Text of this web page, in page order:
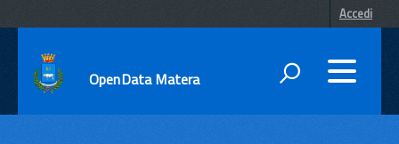
Accedi
OpenData Matera